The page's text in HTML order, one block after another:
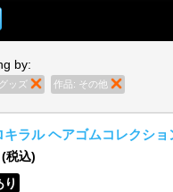
by:
ッズ 商品の削除
作品: その他
キラル ヘアゴムコレクショ
(税込)
り